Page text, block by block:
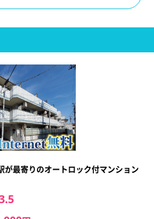
が最寄りのオートロック付マンション